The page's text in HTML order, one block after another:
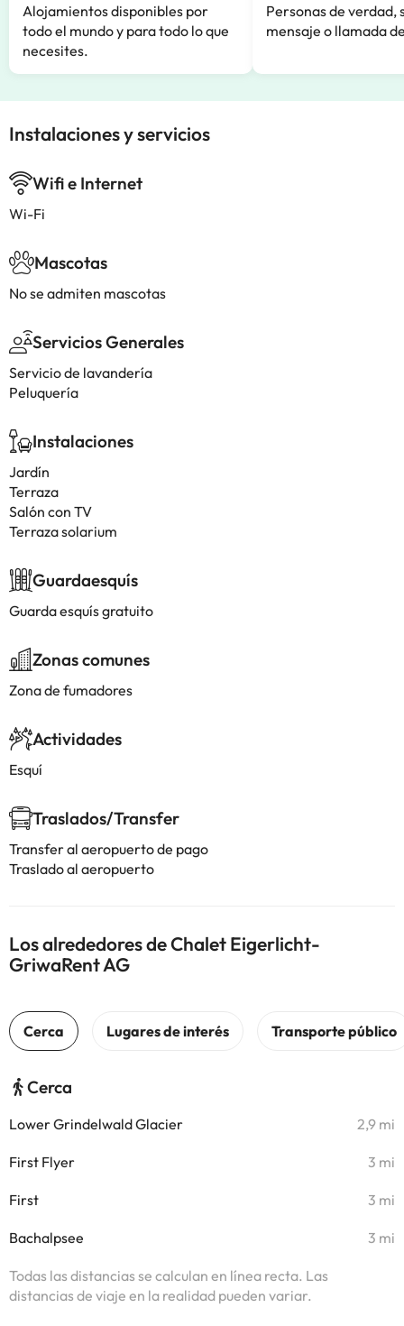
Alojamientos disponibles por
todo el mundo y para todo lo que
necesites.
Personas de verdad,
mensaje o llamada
Instalaciones y servicios
Wifi e Internet
Wi-Fi
Mascotas
No se admiten mascotas
Servicios Generales
Servicio de lavandería
Peluquería
Instalaciones
Jardín
Terraza
Salón con TV
Terraza solarium
Guardaesquís
Guarda esquís gratuito
Zonas comunes
Zona de fumadores
Actividades
Esquí
Traslados/Transfer
Transfer al aeropuerto de pago
Traslado al aeropuerto
Los alrededores de Chalet Eigerlicht-
GriwaRent AG
Cerca
Lower Grindelwald Glacier 2,9 mi
First Flyer 3 mi
First 3 mi
Bachalpsee 3 mi
Todas las distancias se calculan en línea recta. Las
distancias de viaje en la realidad pueden variar.